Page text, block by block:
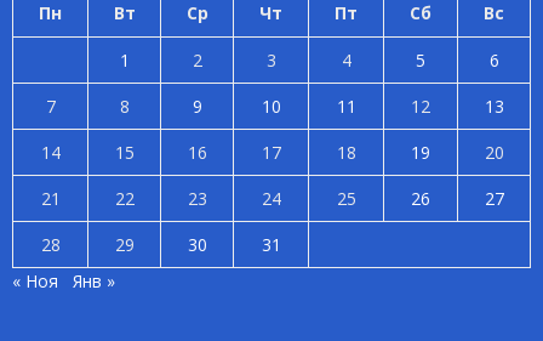
Пн Вт Ср Чт Пт Сб Вс
1 2 3 4 5
6
7
8 9 10 11 12
13
14
15 16 17 18 19
20
21
22 23 24 25 26
27
28
29 30
31
« Ноя
Янв »